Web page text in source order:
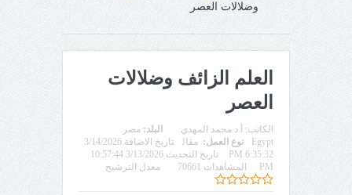
وضلالات العصر
العلم الزائف وضلالات
العصر
الكاتب: أ.د محمد المهدي البلد: مصر
Egypt
نوع العمل: مقال
تاريخ الاضافة 3/14/2026
6:35:32 PM
تاريخ التحديث 3/13/2026 10:57:44
PM
المشاهدات 70661 معدل الترشيح